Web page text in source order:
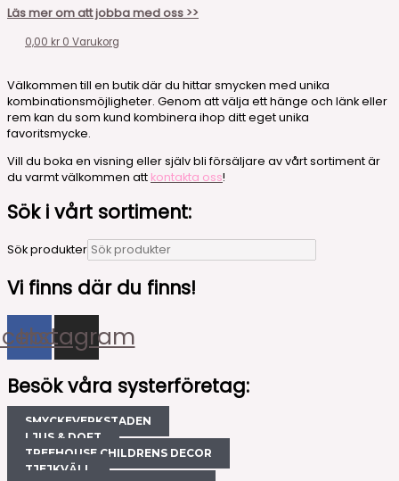
Läs mer om att jobba med oss >>
0,00 kr 0 Varukorg
Välkommen till en butik där du hittar smycken med unika
kombinationsmöjligheter. Genom att välja ett hänge och länk eller
rem kan du som kund kombinera ihop ditt eget unika
favoritsmycke.
Vill du boka en visning eller själv bli försäljare av vårt sortiment är
du varmt välkommen att kontakta oss!
Sök i vårt sortiment:
Sök produkter
Vi finns där du finns!
Instagram
Besök våra systerföretag:
SMYCKEVERKSTADEN
LJUS & DOFT
TREEHOUSE CHILDRENS DECOR
TJEJKVÄLL